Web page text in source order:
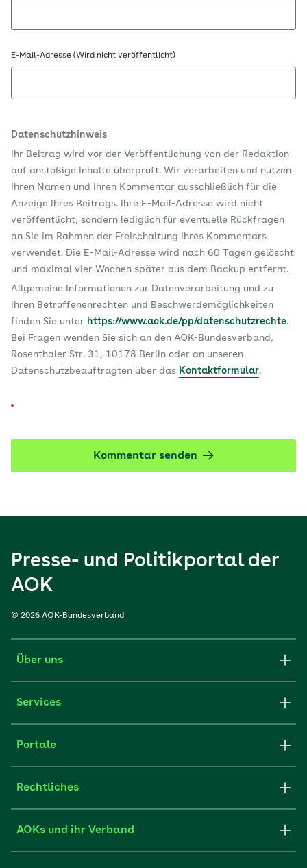
E-Mail-Adresse (Wird nicht veröffentlicht)
Datenschutzhinweis
Ihr Beitrag wird vor der Veröffentlichung von der Redaktion
auf anstößige Inhalte überprüft. Wir verarbeiten und nutzen
Ihren Namen und Ihren Kommentar ausschließlich für die
Anzeige Ihres Beitrags. Ihre E-Mail-Adresse wird nicht
veröffentlicht, sondern lediglich für eventuelle Rückfragen
an Sie im Rahmen der Freischaltung Ihres Kommentars
verwendet. Die E-Mail-Adresse wird nach 60 Tagen gelöscht
und maximal vier Wochen später aus dem Backup entfernt.
Allgemeine Informationen zur Datenverarbeitung und zu
Ihren Betroffenenrechten und Beschwerdemöglichkeiten
finden Sie unter https://www.aok.de/pp/datenschutzrechte.
Bei Fragen wenden Sie sich an den AOK-Bundesverband,
Rosenthaler Str. 31, 10178 Berlin oder an unseren
Datenschutzbeauftragten über das Kontaktformular.
Kommentar senden
Presse- und Politikportal der
AOK
© 2026 AOK-Bundesverband
Über uns
Services
Portale
Rechtliches
AOKs und ihr Verband